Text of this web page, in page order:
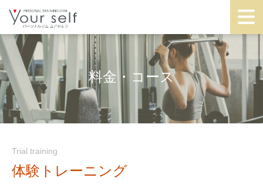
料金・コース
Trial training
体験トレーニング